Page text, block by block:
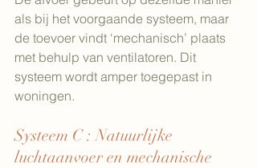
als bij het voorgaande systeem, maar
de toevoer vindt ‘mechanisch’ plaats
met behulp van ventilatoren. Dit
systeem wordt amper toegepast in
woningen.
Systeem C : Natuurlijke
luchtaanvoer en mechanische